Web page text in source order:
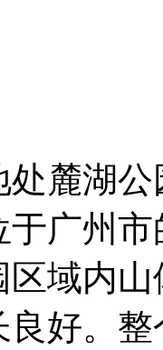
处麓湖
于广州
域内
良好。